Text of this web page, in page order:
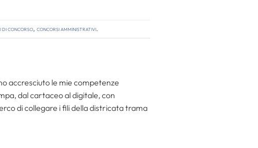
di concorso, concorsi amministrativi.
accresciuto le mie competenze
dal cartaceo al digitale, con
di collegare i fili della districata trama